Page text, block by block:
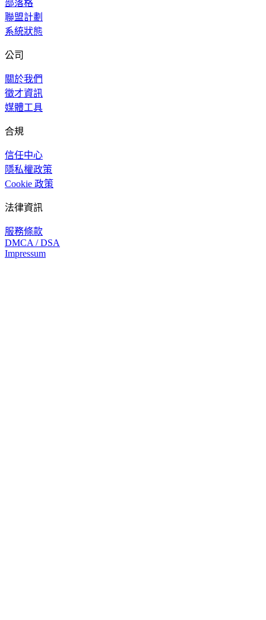
部落格
聯盟計劃
系統狀態
公司
關於我們
徵才資訊
媒體工具
合規
信任中心
隱私權政策
Cookie 政策
法律資訊
服務條款
DMCA / DSA
Impressum